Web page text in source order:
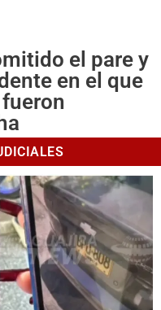
el pare y
en el que